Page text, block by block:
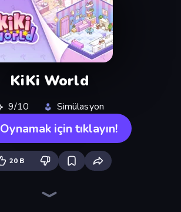
KiKi World
9/10 Simülasyon
Oynamak için tıklayın!
20 B